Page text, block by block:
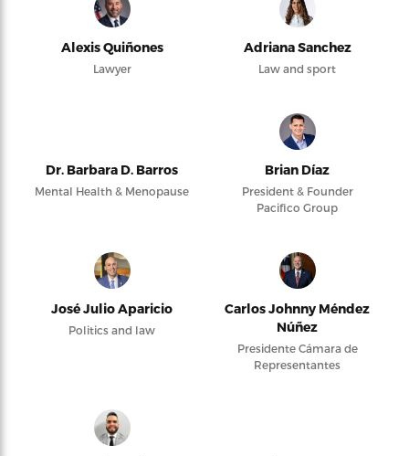
Alexis Quiñones
Lawyer
Adriana Sanchez
Law and sport
Dr. Barbara D. Barros
Mental Health & Menopause
Brian Díaz
President & Founder
Pacifico Group
José Julio Aparicio
Politics and law
Carlos Johnny Méndez
Núñez
Presidente Cámara de
Representantes